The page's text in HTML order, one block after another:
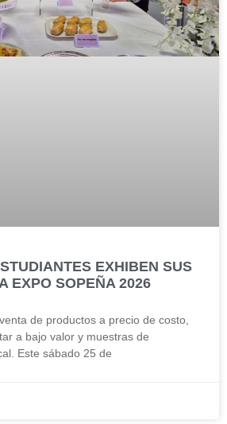
EXHIBEN SUS
EXPO SOPEÑA 2026
de productos a precio de costo,
a bajo valor y muestras de
Este sábado 25 de